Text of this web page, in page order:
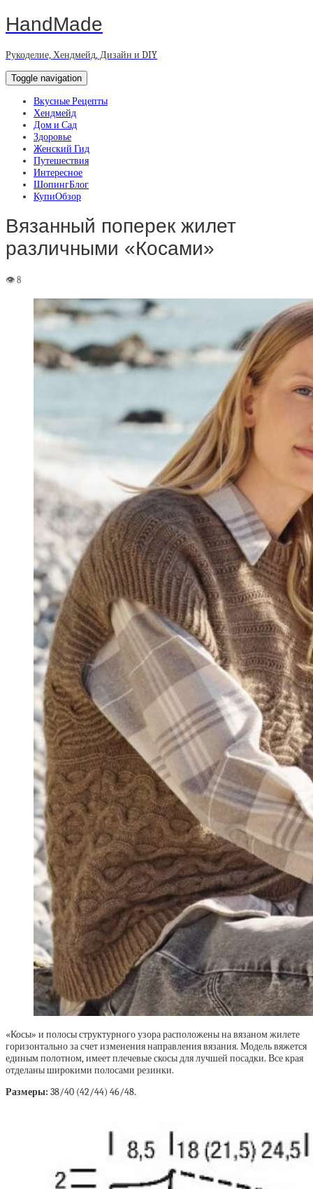
HandMade
Рукоделие, Хендмейд, Дизайн и DIY
Toggle navigation
Вкусные Рецепты
Хендмейд
Дом и Сад
Здоровье
Женский Гид
Путешествия
Интересное
ШопингБлог
КупиОбзор
Вязанный поперек жилет
различными «Косами»
«Косы» и полосы структурного узора расположены на вязаном жилете
горизонтально за счет изменения направления вязания. Модель вяжется
единым полотном, имеет плечевые скосы для лучшей посадки. Все края
отделаны широкими полосами резинки.
Размеры: 38/40 (42/44) 46/48.